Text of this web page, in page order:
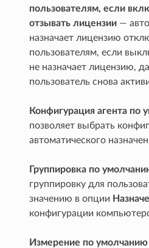
пользователям, если
отзывать лицензии —
назначает лицензию
пользователям, если
не назначает лицензию,
пользователь снова
Конфигурация агента по
позволяет выбрать
автоматического
Группировка по
группировку для
значению в опции
конфигурации
Измерение по умолчанию